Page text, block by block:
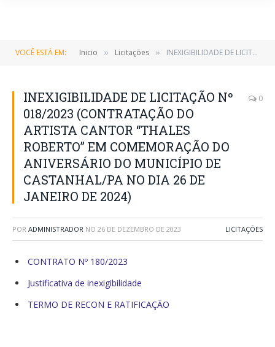
VOCÊ ESTÁ EM: Inicio » Licitações » INEXIGIBILIDADE DE LICITAÇÃO Nº 018/2023 (CONTRATAÇÃO DO ARTISTA CANTOR “THALES ROBERTO” EM COMEMORAÇÃO DO ANIVERSÁRIO DO MUNICÍPIO DE CASTANHAL/PA NO DIA 26 DE JANEIRO DE 2024)
INEXIGIBILIDADE DE LICITAÇÃO Nº
018/2023 (CONTRATAÇÃO DO
ARTISTA CANTOR “THALES
ROBERTO” EM COMEMORAÇÃO DO
ANIVERSÁRIO DO MUNICÍPIO DE
CASTANHAL/PA NO DIA 26 DE
JANEIRO DE 2024)
0
POR ADMINISTRADOR NO 26 DE DEZEMBRO DE 2023 LICITAÇÕES
CONTRATO Nº 180/2023
Justificativa de inexigibilidade
TERMO DE RECON E RATIFICAÇÃO